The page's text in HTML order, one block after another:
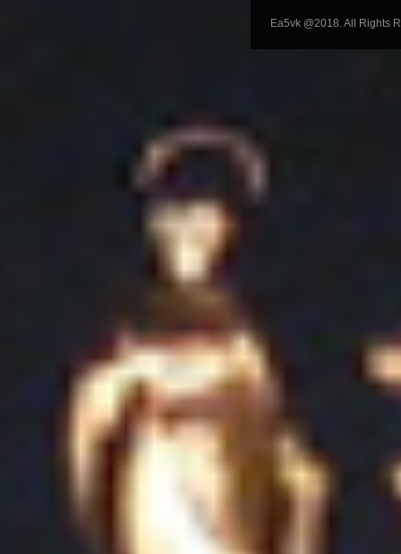
Ea5vk @2018. All Rights